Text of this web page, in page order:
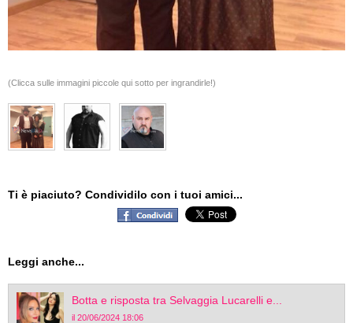
(Clicca sulle immagini piccole qui sotto per ingrandirle!)
Ti è piaciuto? Condividilo con i tuoi amici...
Leggi anche...
Botta e risposta tra Selvaggia Lucarelli e...
il 20/06/2024 18:06